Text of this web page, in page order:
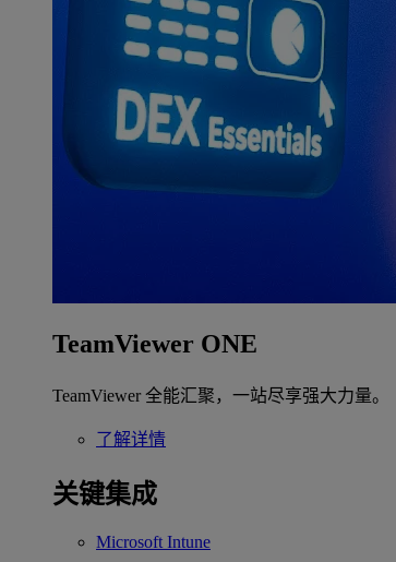
TeamViewer ONE
TeamViewer 全能汇聚，一站尽享强大力量。
了解详情
关键集成
Microsoft Intune